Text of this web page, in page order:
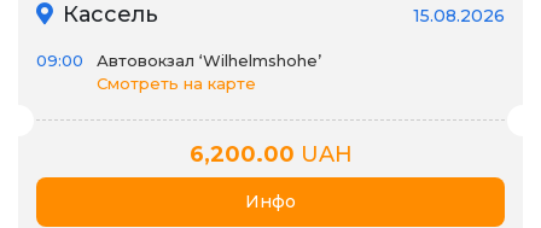
Кассель 15.08.2026
09:00
Автовокзал ‘Wilhelmshohe’
Смотреть на карте
6,200.00 UAH
Инфо